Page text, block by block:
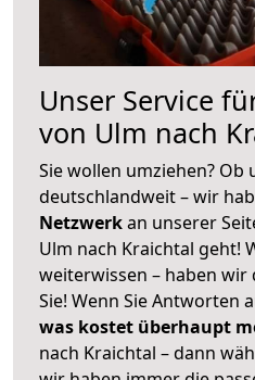
Unser Service
von Ulm nach
Sie wollen umziehen? Ob
deutschlandweit – wir
Netzwerkan unserer
Ulm nach Kraichtal geht!
weiterwissen – haben
Sie! Wenn Sie Antworten
was kostet überhaupt
nach Kraichtal – dann